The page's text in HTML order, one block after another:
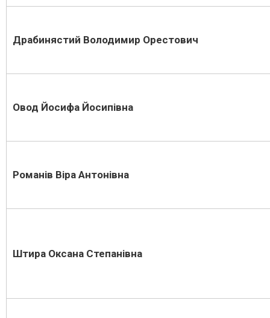
Драбинястий Володимир Орестович
Овод Йосифа Йосипівна
Романів Віра Антонівна
Штира Оксана Степанівна